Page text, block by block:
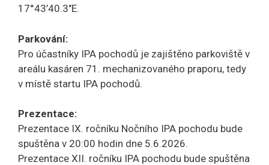
17°43’40.3″E.
Parkování:
Pro účastníky IPA pochodů je zajištěno parkoviště v
areálu kasáren 71. mechanizovaného praporu, tedy
v místě startu IPA pochodů.
Prezentace:
Prezentace IX. ročníku Nočního IPA pochodu bude
spuštěna v 20:00 hodin dne 5.6.2026.
Prezentace XII. ročníku IPA pochodu bude spuštěna